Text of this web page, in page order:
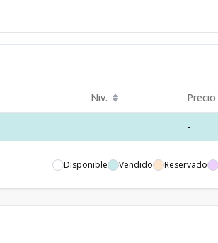
Niv. Precio
- -
Disponible Vendido Reservado